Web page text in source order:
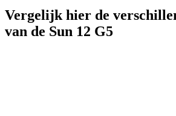
Vergelijk hier de
van de Sun 12 G5